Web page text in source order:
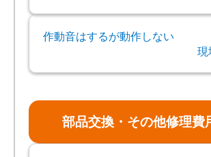
作動音はするが動作しない
現
部品交換・その他修理費